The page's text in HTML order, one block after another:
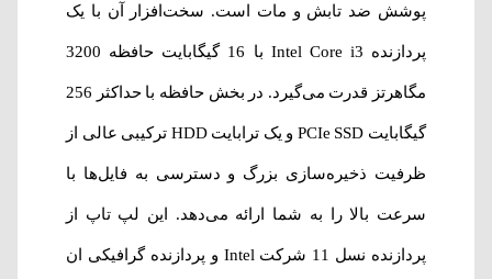
پوشش ضد تابش و مات است. سخت‌افزار آن با یک
پردازنده Intel Core i3 با 16 گیگابایت حافظه 3200
مگاهرتز قدرت می‌گیرد. در بخش حافظه با حداکثر 256
گیگابایت PCIe SSD و یک ترابایت HDD ترکیبی عالی از
ظرفیت ذخیره‌سازی بزرگ و دسترسی به فایل‌ها با
سرعت بالا را به شما ارائه می‌دهد. این لپ تاپ از
پردازنده نسل 11 شرکت Intel و پردازنده گرافیکی ان